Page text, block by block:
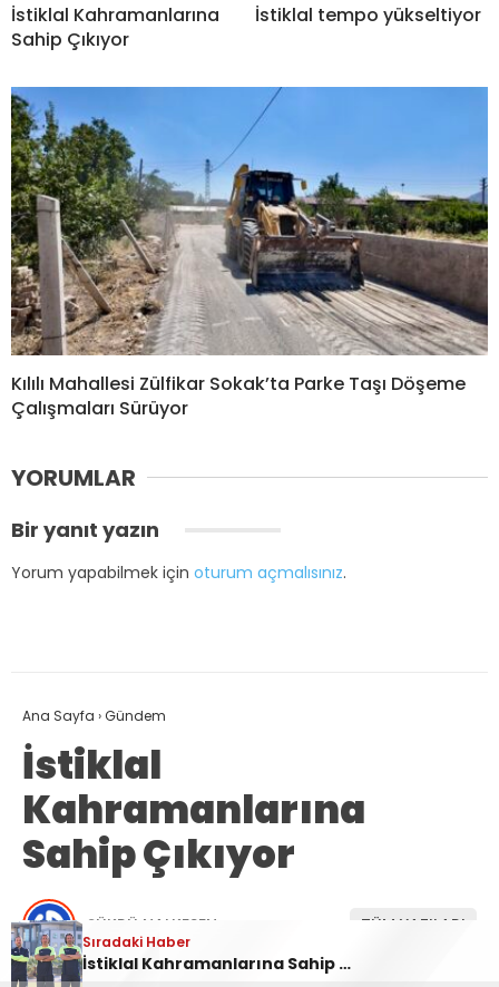
Sıradaki Haber
İstiklalspor yetenek avında
Sıradaki Haber
Andırın Dağlarında Doğa Şöleni: Sarı Mantıvar ve Endemik Çiçekler Görsel Ziyafet Sunuyor
İstiklal Kahramanlarına
Sahip Çıkıyor
İstiklal tempo yükseltiyor
Kılılı Mahallesi Zülfikar Sokak’ta Parke Taşı Döşeme
Çalışmaları Sürüyor
YORUMLAR
Bir yanıt yazın
Yorum yapabilmek için oturum açmalısınız.
Sıradaki Haber
İstiklal Kahramanlarına Sahip Çıkıyor
Ana Sayfa ›Gündem
İstiklal
Kahramanlarına
Sahip Çıkıyor
ŞÜKRÜ NALKESEN TÜM YAZILARI
Giriş: 28-07-2026 11:55